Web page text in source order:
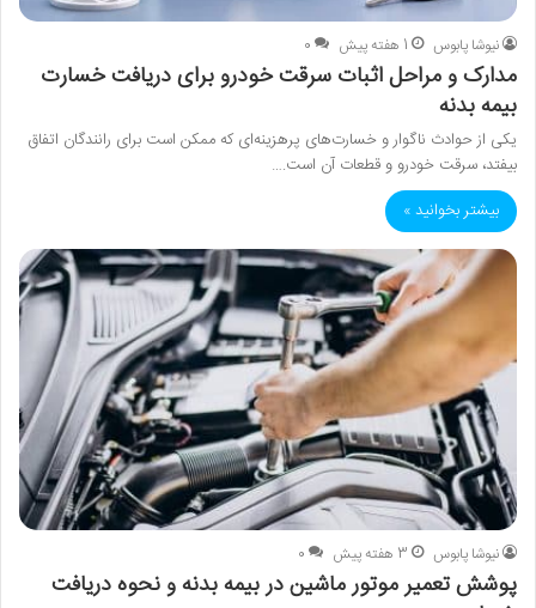
نیوشا پابوس 1 هفته پیش 0
مدارک و مراحل اثبات سرقت خودرو برای دریافت خسارت
بیمه بدنه
یکی از حوادث ناگوار و خسارت‌های پر‌هزینه‌ای که ممکن است برای رانندگان اتفاق
بیفتد، سرقت خودرو و قطعات آن است.…
بیشتر بخوانید »
نیوشا پابوس 3 هفته پیش 0
پوشش تعمیر موتور ماشین در بیمه بدنه و نحوه دریافت